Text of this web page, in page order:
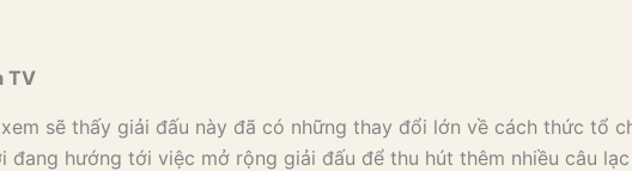
TV
sẽ thấy giải đấu này đã có những thay đổi lớn về cách thức tổ
đang hướng tới việc mở rộng giải đấu để thu hút thêm nhiều câu